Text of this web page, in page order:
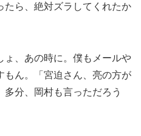
たら、絶対ズラしてくれたか
ょ、あの時に。僕もメールや
もん。「宮迫さん、亮の方が
分、岡村も言っただろう